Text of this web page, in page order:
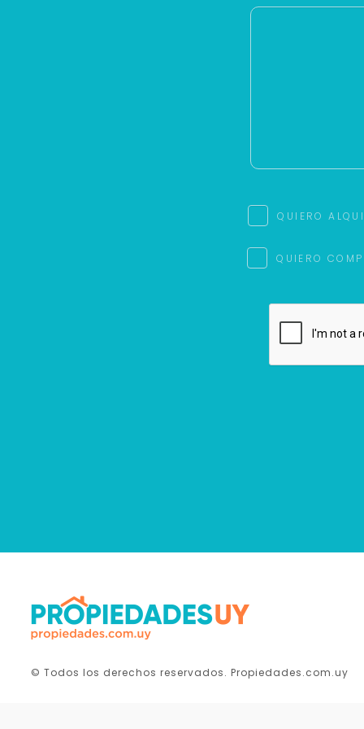
QUIERO
QUIERO
© Todos los derechos reservados. Propiedades.com.uy